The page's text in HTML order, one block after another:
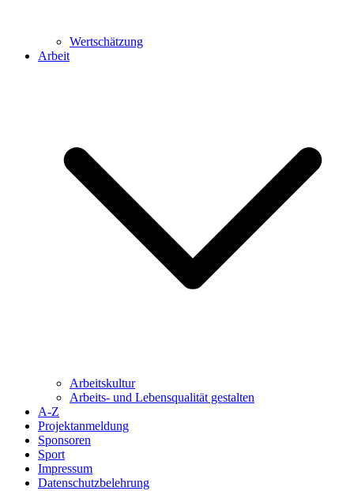
Wertschätzung
Arbeit
Arbeitskultur
Arbeits- und Lebensqualität gestalten
A-Z
Projektanmeldung
Sponsoren
Sport
Impressum
Datenschutzbelehrung